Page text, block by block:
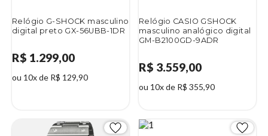
Relógio G-SHOCK masculino
digital preto GX-56UBB-1DR
R$ 1.299,00
ou 10x de R$ 129,90
Relógio CASIO GSHOCK
masculino analógico digital
GM-B2100GD-9ADR
R$ 3.559,00
ou 10x de R$ 355,90